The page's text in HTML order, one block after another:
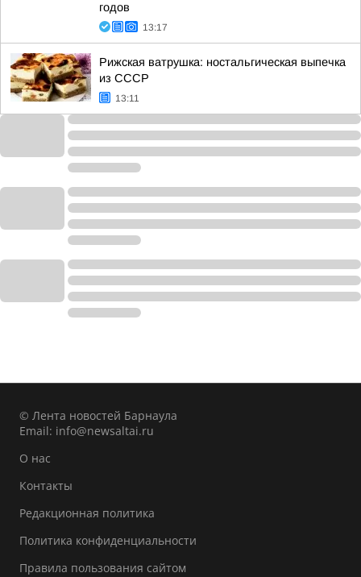
годов
13:17
Рижская ватрушка: ностальгическая выпечка
из СССР
13:11
© Лента новостей Барнаула
Email: info@newsaltai.ru
О нас
Контакты
Редакционная политика
Политика конфиденциальности
Правила пользования сайтом